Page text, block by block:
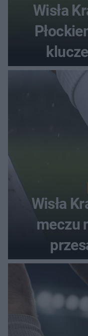
Wisła
Wisła
meczu